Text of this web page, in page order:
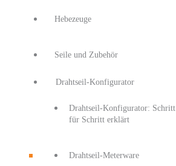
Hebezeuge
Seile und Zubehör
Drahtseil-Konfigurator
Drahtseil-Konfigurator: Schritt
für Schritt erklärt
Drahtseil-Meterware